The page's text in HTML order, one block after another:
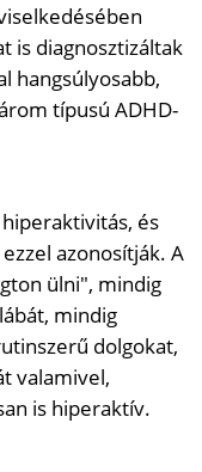
is diagnosztizáltak
hangsúlyosabb,
típusú ADHD-
és
azonosítják. A
ülni", mindig
mindig
dolgokat,
valamivel,
is hiperaktív.